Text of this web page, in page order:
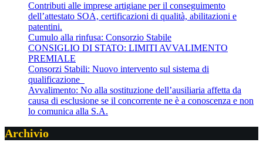
Contributi alle imprese artigiane per il conseguimento
dell’attestato SOA, certificazioni di qualità, abilitazioni e
patentini.
Cumulo alla rinfusa: Consorzio Stabile
CONSIGLIO DI STATO: LIMITI AVVALIMENTO
PREMIALE
Consorzi Stabili: Nuovo intervento sul sistema di
qualificazione
Avvalimento: No alla sostituzione dell’ausiliaria affetta da
causa di esclusione se il concorrente ne è a conoscenza e non
lo comunica alla S.A.
Archivio